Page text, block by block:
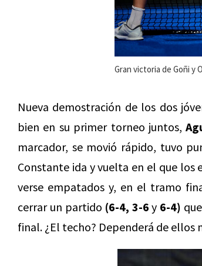
Gran victoria de Goñi y
Nueva demostración de los dos
bien en su primer torneo juntos,
marcador, se movió rápido, tuvo
Constante ida y vuelta en el que
verse empatados y, en el tramo
cerrar un partido (6-4, 3-6 y 6-4)
final. ¿El techo? Dependerá de ellos